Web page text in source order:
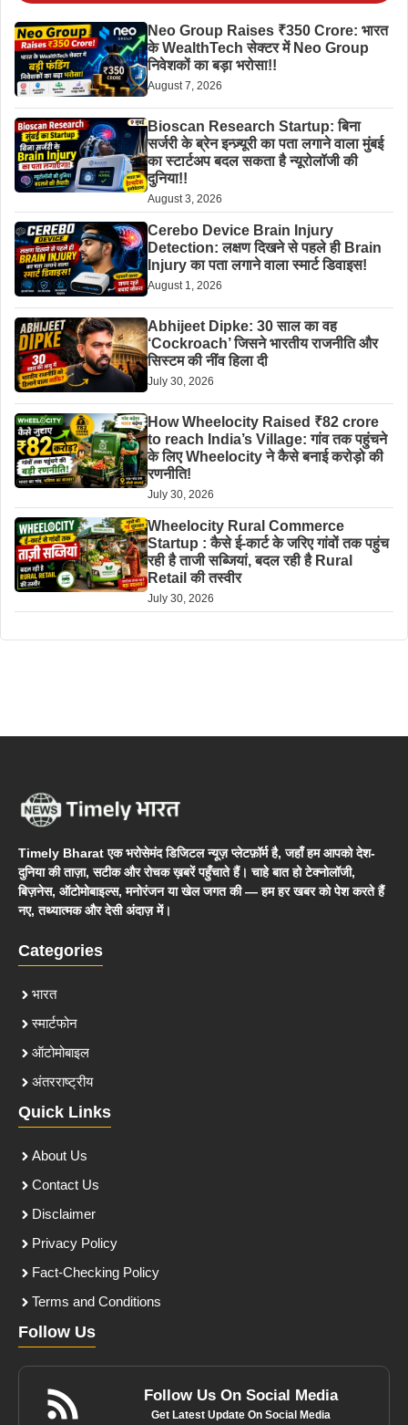
Neo Group Raises ₹350 Crore: भारत
के WealthTech सेक्टर में Neo Group
निवेशकों का बड़ा भरोसा!!
August 7, 2026
Bioscan Research Startup: बिना
सर्जरी के ब्रेन इन्ज़्यूरी का पता लगाने वाला मुंबई
का स्टार्टअप बदल सकता है न्यूरोलॉजी की
दुनिया!!
August 3, 2026
Cerebo Device Brain Injury
Detection: लक्षण दिखने से पहले ही Brain
Injury का पता लगाने वाला स्मार्ट डिवाइस!
August 1, 2026
Abhijeet Dipke: 30 साल का वह
‘Cockroach’ जिसने भारतीय राजनीति और
सिस्टम की नींव हिला दी
July 30, 2026
How Wheelocity Raised ₹82 crore
to reach India’s Village: गांव तक पहुंचने
के लिए Wheelocity ने कैसे बनाई करोड़ो की
रणनीति!
July 30, 2026
Wheelocity Rural Commerce
Startup : कैसे ई-कार्ट के जरिए गांवों तक पहुंच
रही है ताजी सब्जियां, बदल रही है Rural
Retail की तस्वीर
July 30, 2026
Timely Bharat एक भरोसेमंद डिजिटल न्यूज़ प्लेटफ़ॉर्म है, जहाँ हम आपको देश-
दुनिया की ताज़ा, सटीक और रोचक ख़बरें पहुँचाते हैं। चाहे बात हो टेक्नोलॉजी,
बिज़नेस, ऑटोमोबाइल्स, मनोरंजन या खेल जगत की — हम हर खबर को पेश करते हैं
नए, तथ्यात्मक और देसी अंदाज़ में।
Categories
भारत
स्मार्टफोन
ऑटोमोबाइल
अंतरराष्ट्रीय
Quick Links
About Us
Contact Us
Disclaimer
Privacy Policy
Fact-Checking Policy
Terms and Conditions
Follow Us
Follow Us On Social Media
Get Latest Update On Social Media